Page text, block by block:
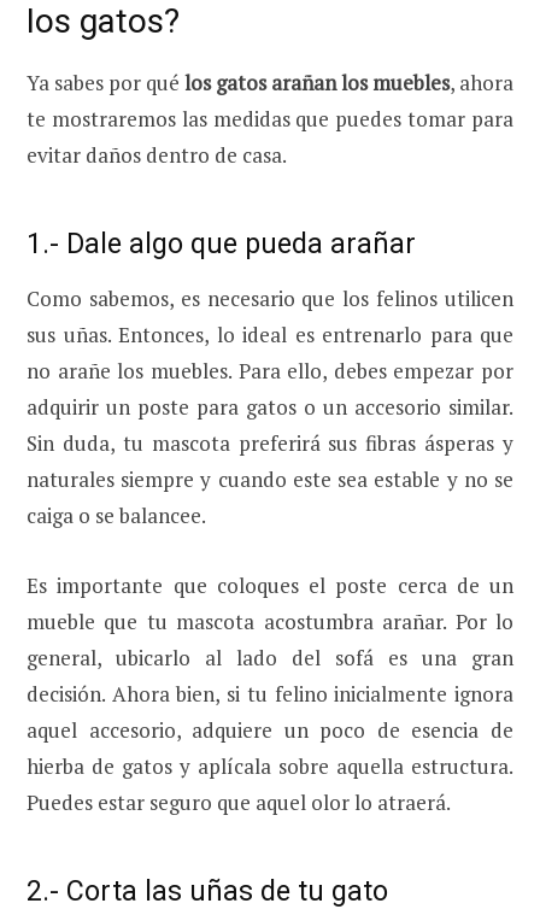
los gatos?
Ya sabes por qué los gatos arañan los muebles, ahora
te mostraremos las medidas que puedes tomar para
evitar daños dentro de casa.
1.- Dale algo que pueda arañar
Como sabemos, es necesario que los felinos utilicen
sus uñas. Entonces, lo ideal es entrenarlo para que
no arañe los muebles. Para ello, debes empezar por
adquirir un poste para gatos o un accesorio similar.
Sin duda, tu mascota preferirá sus fibras ásperas y
naturales siempre y cuando este sea estable y no se
caiga o se balancee.
Es importante que coloques el poste cerca de un
mueble que tu mascota acostumbra arañar. Por lo
general, ubicarlo al lado del sofá es una gran
decisión. Ahora bien, si tu felino inicialmente ignora
aquel accesorio, adquiere un poco de esencia de
hierba de gatos y aplícala sobre aquella estructura.
Puedes estar seguro que aquel olor lo atraerá.
2.- Corta las uñas de tu gato